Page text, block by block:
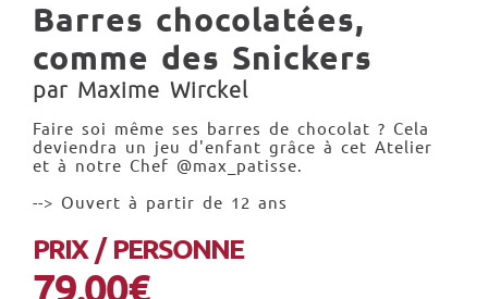
Barres chocolatées,
comme des Snickers
par Maxime Wirckel
Faire soi même ses barres de chocolat ? Cela
deviendra un jeu d'enfant grâce à cet Atelier
et à notre Chef @max_patisse.
--> Ouvert à partir de 12 ans
PRIX / PERSONNE
79.00€